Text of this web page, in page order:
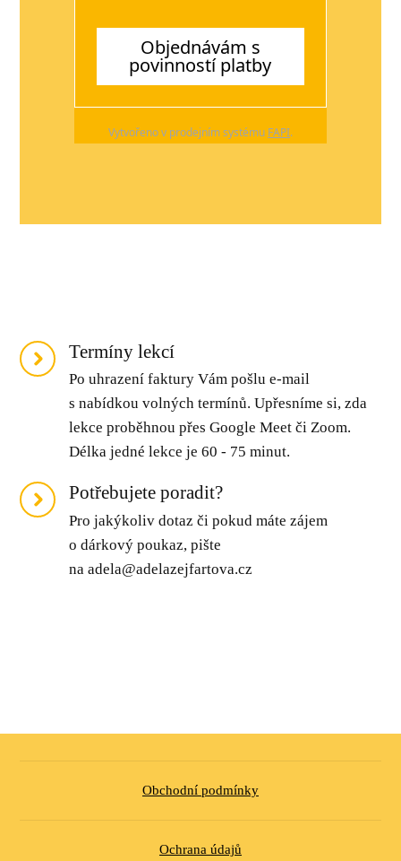
Objednávám s
povinností platby
Vytvořeno v prodejním systému FAPI.
Termíny lekcí
Po uhrazení faktury Vám pošlu e-mail
s nabídkou volných termínů. Upřesníme si, zda
lekce proběhnou přes Google Meet či Zoom.
Délka jedné lekce je 60 - 75 minut.
Potřebujete poradit?
Pro jakýkoliv dotaz či pokud máte zájem
o dárkový poukaz, pište
na adela@adelazejfartova.cz
Obchodní podmínky
Ochrana údajů